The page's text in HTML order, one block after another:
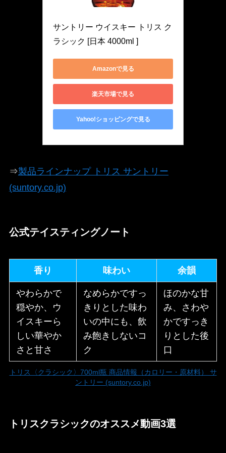
サントリー ウイスキー トリス ク
ラシック [日本 4000ml ]
Amazonで見る
楽天市場で見る
Yahoo!ショッピングで見る
⇒製品ラインナップ トリス サントリー
(suntory.co.jp)
公式テイスティングノート
香り 味わい 余韻
やわらかで
穏やか、ウ
イスキーら
しい華やか
さと甘さ
なめらかですっ
きりとした味わ
いの中にも、飲
み飽きしないコ
ク
ほのかな甘
み、さわや
かですっき
りとした後
口
トリス〈クラシック〉700ml瓶 商品情報（カロリー・原材料） サ
ントリー (suntory.co.jp)
トリスクラシックのオススメ動画3選